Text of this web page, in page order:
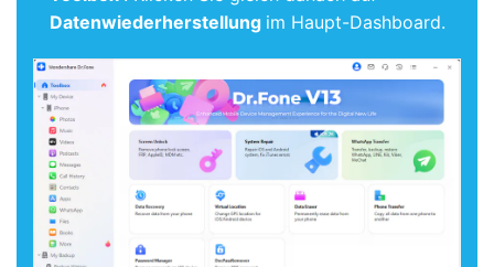
Datenwiederherstellung im Haupt-Dashboard.